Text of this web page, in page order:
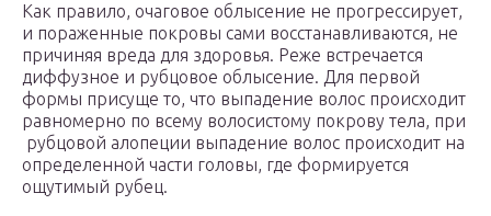
Как правило, очаговое облысение не прогрессирует,
и пораженные покровы сами восстанавливаются, не
причиняя вреда для здоровья. Реже встречается
диффузное и рубцовое облысение. Для первой
формы присуще то, что выпадение волос происходит
равномерно по всему волосистому покрову тела, при
рубцовой алопеции выпадение волос происходит на
определенной части головы, где формируется
ощутимый рубец.